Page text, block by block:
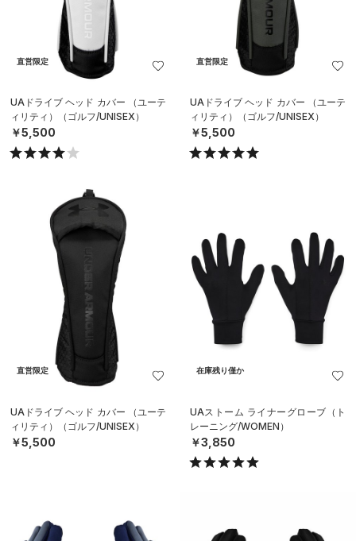
直営限定
UAドライブ ヘッド カバー （ユーテ
ィリティ）（ゴルフ/UNISEX）
￥5,500
直営限定
UAドライブ ヘッド カバー （ユーテ
ィリティ）（ゴルフ/UNISEX）
￥5,500
直営限定
UAドライブ ヘッド カバー （ユーテ
ィリティ）（ゴルフ/UNISEX）
￥5,500
在庫残り僅か
UAストーム ライナーグローブ（ト
レーニング/WOMEN）
￥3,850